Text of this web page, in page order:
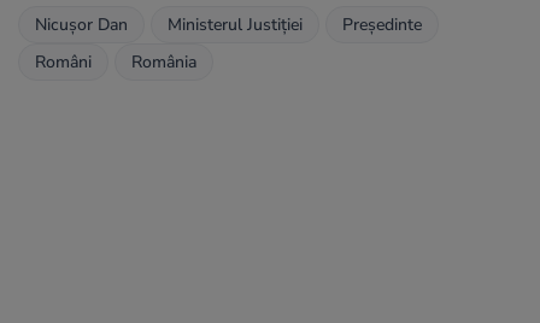
Nicușor Dan Ministerul Justiției
Președinte
Români
România